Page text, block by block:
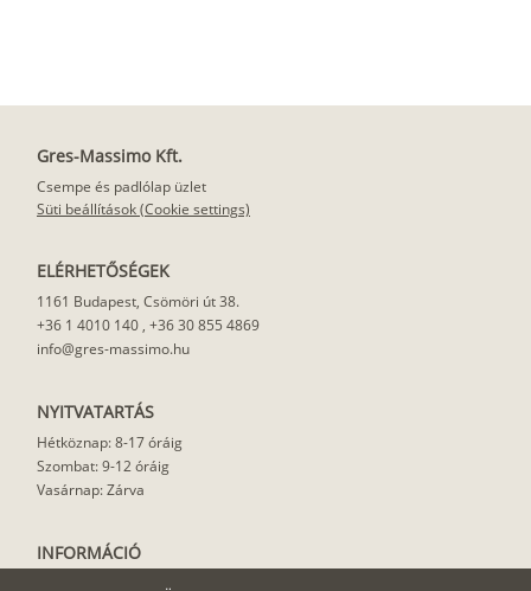
Gres-Massimo Kft.
Csempe és padlólap üzlet
Süti beállítások (Cookie settings)
ELÉRHETŐSÉGEK
1161 Budapest, Csömöri út 38.
+36 1 4010 140 , +36 30 855 4869
info@gres-massimo.hu
NYITVATARTÁS
Hétköznap: 8-17 óráig
Szombat: 9-12 óráig
Vasárnap: Zárva
INFORMÁCIÓ